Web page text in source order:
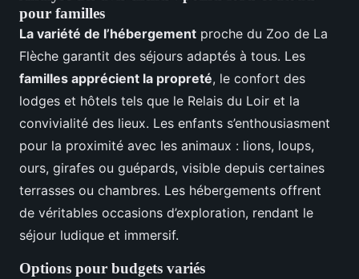
pour familles
La variété de l’hébergement proche du Zoo de La
Flèche garantit des séjours adaptés à tous. Les
familles apprécient la propreté, le confort des
lodges et hôtels tels que le Relais du Loir et la
convivialité des lieux. Les enfants s’enthousiasment
pour la proximité avec les animaux : lions, loups,
ours, girafes ou guépards, visible depuis certaines
terrasses ou chambres. Les hébergements offrent
de véritables occasions d’exploration, rendant le
séjour ludique et immersif.
Options pour budgets variés